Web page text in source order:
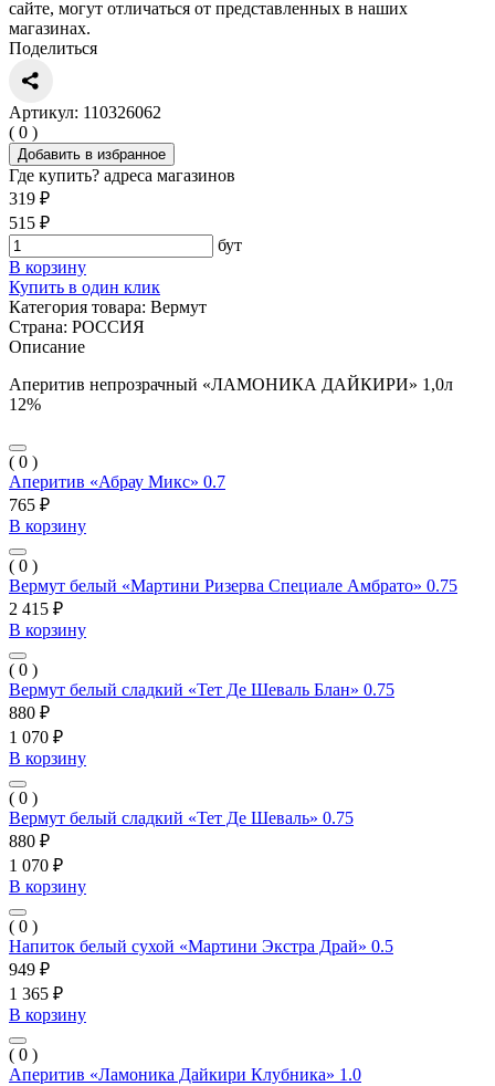
сайте, могут отличаться от представленных в наших
магазинах.
Поделиться
Артикул: 110326062
( 0 )
Добавить в избранное
Где купить? адреса магазинов
319 ₽
515 ₽
бут
В корзину
Купить в один клик
Категория товара: Вермут
Страна: РОССИЯ
Описание
Аперитив непрозрачный «ЛАМОНИКА ДАЙКИРИ» 1,0л
12%
( 0 )
Аперитив «Абрау Микс» 0.7
765 ₽
В корзину
( 0 )
Вермут белый «Мартини Ризерва Специале Амбрато» 0.75
2 415 ₽
В корзину
( 0 )
Вермут белый сладкий «Тет Де Шеваль Блан» 0.75
880 ₽
1 070 ₽
В корзину
( 0 )
Вермут белый сладкий «Тет Де Шеваль» 0.75
880 ₽
1 070 ₽
В корзину
( 0 )
Напиток белый сухой «Мартини Экстра Драй» 0.5
949 ₽
1 365 ₽
В корзину
( 0 )
Аперитив «Ламоника Дайкири Клубника» 1.0